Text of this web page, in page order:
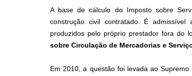
A base de cálculo do Imposto sobre
construção civil contratado. É
produzidos pelo próprio prestador fora do
sobre Circulação de Mercadorias e
Em 2010, a questão foi levada ao